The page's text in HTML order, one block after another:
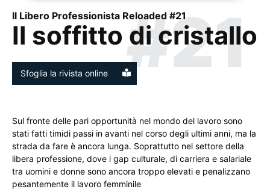
#21
Il Libero Professionista Reloaded #21
Il soffitto di cristallo
Sfoglia la rivista online
Sul fronte delle pari opportunità nel mondo del lavoro sono
stati fatti timidi passi in avanti nel corso degli ultimi anni, ma la
strada da fare è ancora lunga. Soprattutto nel settore della
libera professione, dove i gap culturale, di carriera e salariale
tra uomini e donne sono ancora troppo elevati e penalizzano
pesantemente il lavoro femminile